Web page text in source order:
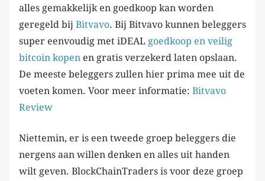
alles gemakkelijk en goedkoop kan worden
geregeld bij Bitvavo. Bij Bitvavo kunnen beleggers
super eenvoudig met iDEAL goedkoop en veilig
bitcoin kopen en gratis verzekerd laten opslaan.
De meeste beleggers zullen hier prima mee uit de
voeten komen. Voor meer informatie: Bitvavo
Review
Niettemin, er is een tweede groep beleggers die
nergens aan willen denken en alles uit handen
wilt geven. BlockChainTraders is voor deze groep